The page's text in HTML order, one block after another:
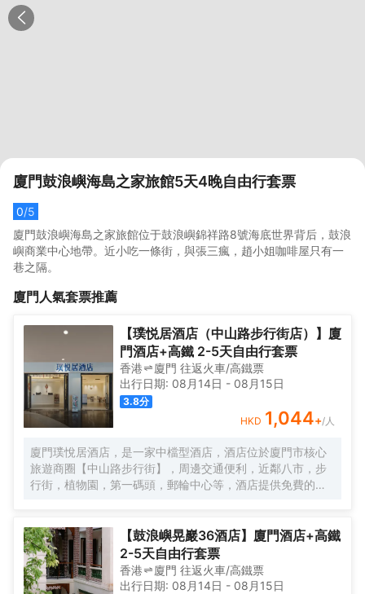
廈門鼓浪嶼海島之家旅館5天4晚自由行套票
0/5
廈門鼓浪嶼海島之家旅館位于鼓浪嶼錦祥路8號海底世界背后，鼓浪
嶼商業中心地帶。近小吃一條街，與張三瘋，趙小姐咖啡屋只有一
巷之隔。
廈門 人氣套票推薦
【璞悦居酒店（中山路步行街店）】廈
門酒店+高鐵 2-5天自由行套票
香港 廈門 往返火車/高鐵票
出行日期: 08月14日 - 08月15日
3.8分
HKD 1,044+/人
廈門璞悅居酒店，是一家中檔型酒店，酒店位於廈門市核心
旅遊商圈【中山路步行街】，周邊交通便利，近鄰八市，步
行街，植物園，第一碼頭，郵輪中心等，酒店提供免費的洗
【鼓浪嶼晃巖36酒店】廈門酒店+高鐵
2-5天自由行套票
香港 廈門 往返火車/高鐵票
出行日期: 08月14日 - 08月15日